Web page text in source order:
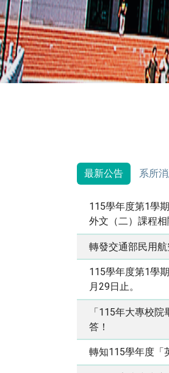
最新公告 系所
115學年度第1學
外文（二）課程相
轉發交通部民用
115學年度第1學
月29日止。
「115年大專校
答！
轉知115學年度「